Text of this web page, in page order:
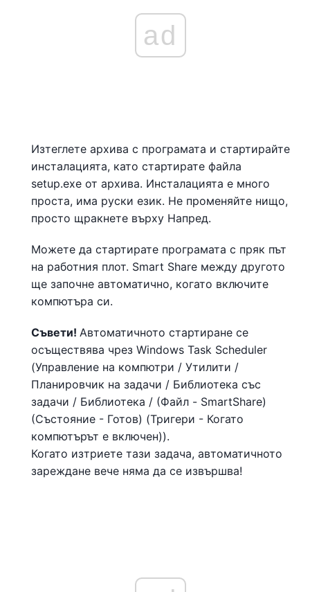
ad
Изтеглете архива с програмата и стартирайте
инсталацията, като стартирате файла
setup.exe от архива. Инсталацията е много
проста, има руски език. Не променяйте нищо,
просто щракнете върху Напред.
Можете да стартирате програмата с пряк път
на работния плот. Smart Share между другото
ще започне автоматично, когато включите
компютъра си.
Съвети! Автоматичното стартиране се
осъществява чрез Windows Task Scheduler
(Управление на компютри / Утилити /
Планировчик на задачи / Библиотека със
задачи / Библиотека / (Файл - SmartShare)
(Състояние - Готов) (Тригери - Когато
компютърът е включен)).
Когато изтриете тази задача, автоматичното
зареждане вече няма да се извършва!